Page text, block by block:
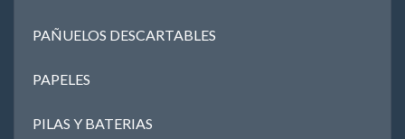
PAÑUELOS DESCARTABLES
PAPELES
PILAS Y BATERIAS